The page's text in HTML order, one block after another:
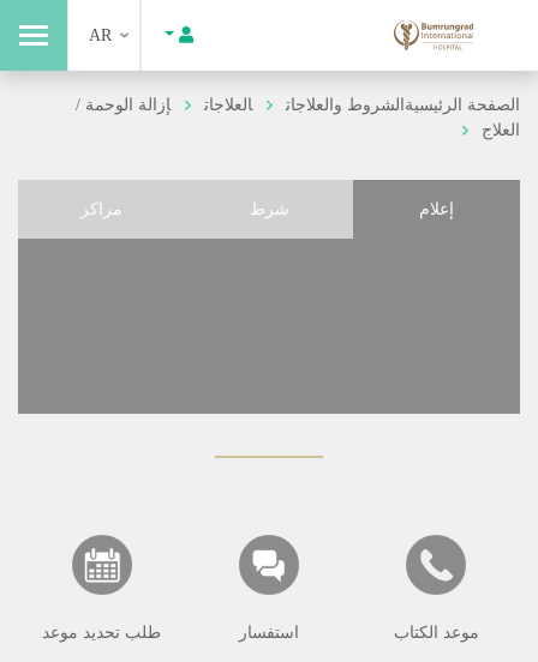
AR
الصفحة الرئيسيةالشروط والعلاجات العلاجات
إزالة الوحمة /
العلاج
إعلام شرط مراكز
موعد الكتاب استفسار طلب تحديد موعد